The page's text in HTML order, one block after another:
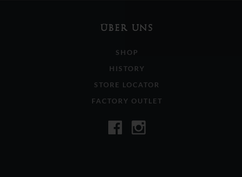
ÜBER UNS
SHOP
HISTORY
STORE LOCATOR
FACTORY OUTLET